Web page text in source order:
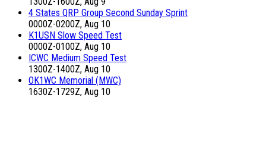
4 States QRP Group Second Sunday Sprint
0000Z-0200Z, Aug 10
K1USN Slow Speed Test
0000Z-0100Z, Aug 10
ICWC Medium Speed Test
1300Z-1400Z, Aug 10
OK1WC Memorial (MWC)
1630Z-1729Z, Aug 10